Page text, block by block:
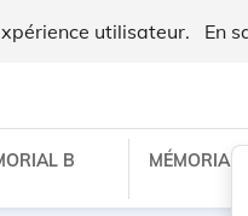
utilisateur. En
B MÉMORIAL C